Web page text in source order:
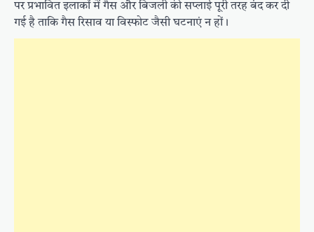
पर प्रभावित इलाकों में गैस और बिजली की सप्लाई पूरी तरह बंद कर दी
गई है ताकि गैस रिसाव या विस्फोट जैसी घटनाएं न हों।